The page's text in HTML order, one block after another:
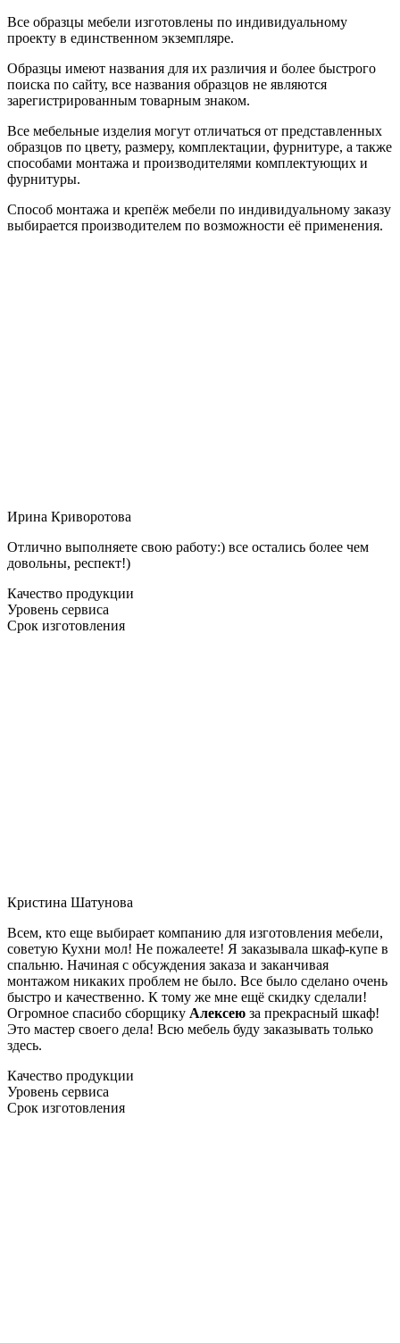
Все образцы мебели изготовлены по индивидуальному
проекту в единственном экземпляре.
Образцы имеют названия для их различия и более быстрого
поиска по сайту, все названия образцов не являются
зарегистрированным товарным знаком.
Все мебельные изделия могут отличаться от представленных
образцов по цвету, размеру, комплектации, фурнитуре, а также
способами монтажа и производителями комплектующих и
фурнитуры.
Способ монтажа и крепёж мебели по индивидуальному заказу
выбирается производителем по возможности её применения.
Ирина Криворотова
Отлично выполняете свою работу:) все остались более чем
довольны, респект!)
Качество продукции
Уровень сервиса
Срок изготовления
Кристина Шатунова
Всем, кто еще выбирает компанию для изготовления мебели,
советую Кухни мол! Не пожалеете! Я заказывала шкаф-купе в
спальню. Начиная с обсуждения заказа и заканчивая
монтажом никаких проблем не было. Все было сделано очень
быстро и качественно. К тому же мне ещё скидку сделали!
Огромное спасибо сборщику Алексею за прекрасный шкаф!
Это мастер своего дела! Всю мебель буду заказывать только
здесь.
Качество продукции
Уровень сервиса
Срок изготовления